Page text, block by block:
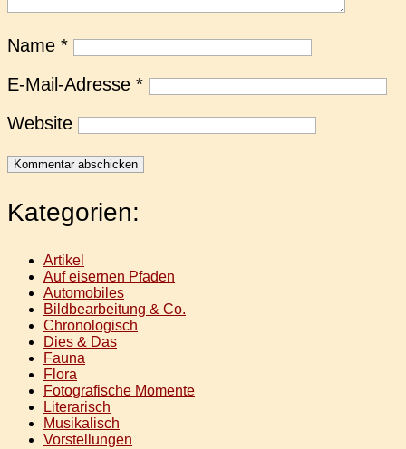
Name *
E-Mail-Adresse *
Website
Kategorien:
Artikel
Auf eisernen Pfaden
Automobiles
Bildbearbeitung & Co.
Chronologisch
Dies & Das
Fauna
Flora
Fotografische Momente
Literarisch
Musikalisch
Vorstellungen